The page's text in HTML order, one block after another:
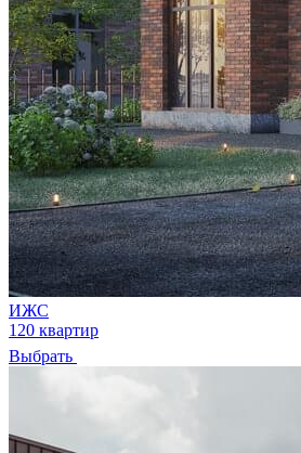
ИЖС
120 квартир
Выбрать